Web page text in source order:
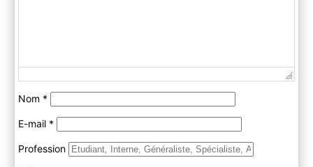
Nom *
E-mail *
Profession